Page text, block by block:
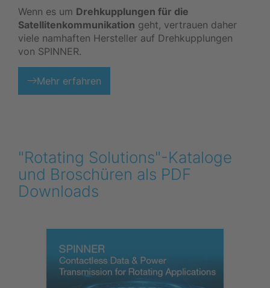
Wenn es um Drehkupplungen für die
Satellitenkommunikation geht, vertrauen daher
viele namhaften Hersteller auf Drehkupplungen
von SPINNER.
Mehr erfahren
"Rotating Solutions"-Kataloge
und Broschüren als PDF
Downloads